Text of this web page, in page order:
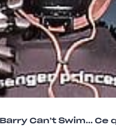
Barry Can’t Swim…